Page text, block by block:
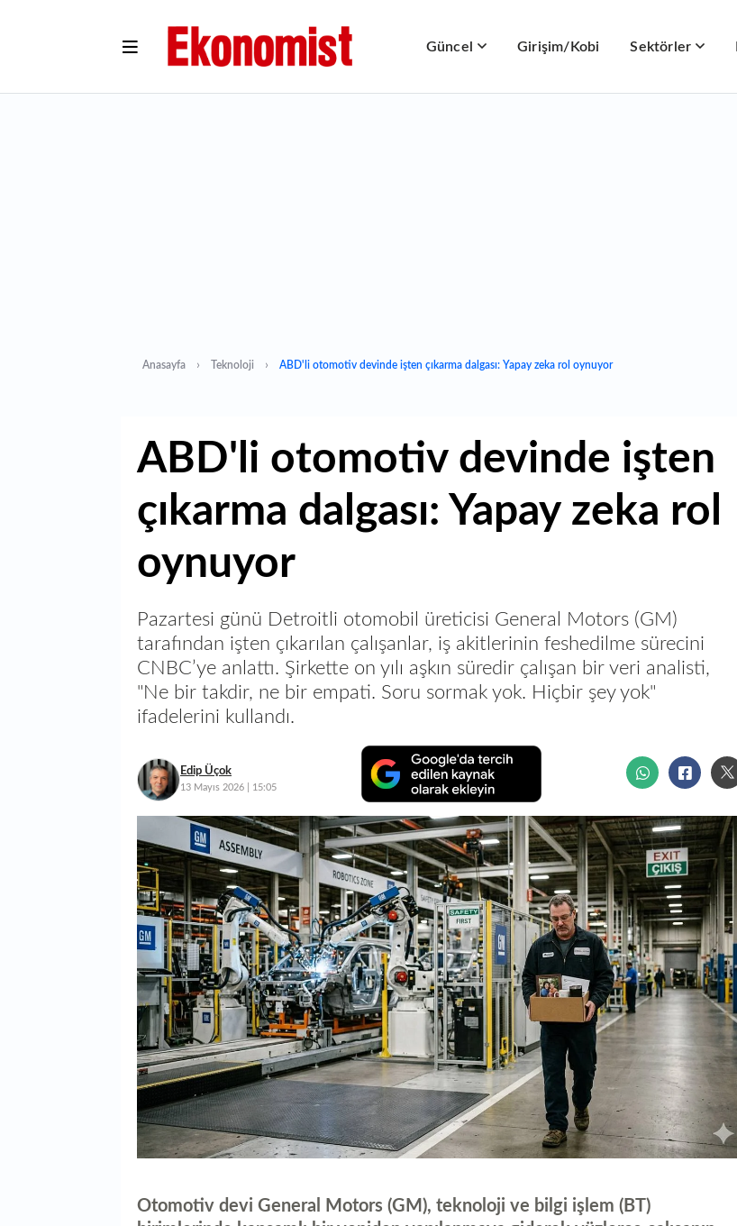
Güncel Girişim/Kobi Sektörler
Anasayfa Teknoloji ABD'li otomotiv devinde işten çıkarma dalgası: Yapay zeka rol oynuyor
ABD'li otomotiv devinde işten
çıkarma dalgası: Yapay zeka rol
oynuyor
Pazartesi günü Detroitli otomobil üreticisi General Motors (GM)
tarafından işten çıkarılan çalışanlar, iş akitlerinin feshedilme sürecini
CNBC’ye anlattı. Şirkette on yılı aşkın süredir çalışan bir veri analisti,
"Ne bir takdir, ne bir empati. Soru sormak yok. Hiçbir şey yok"
ifadelerini kullandı.
Edip Üçok
13 Mayıs 2026 | 15:05
Otomotiv devi General Motors (GM), teknoloji ve bilgi işlem (BT)